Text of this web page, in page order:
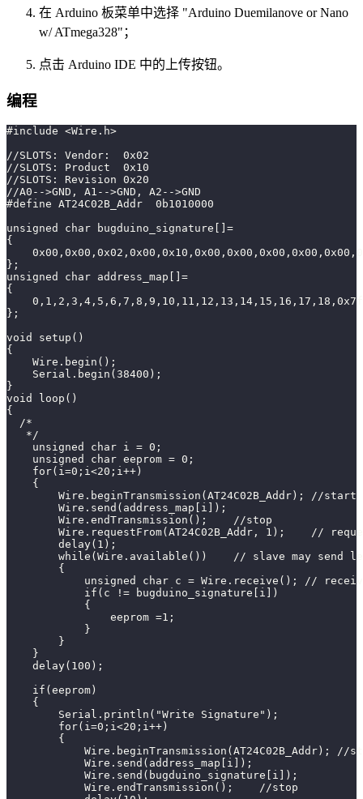
在 Arduino 板菜单中选择 "Arduino Duemilanove or Nano
w/ ATmega328"；
点击 Arduino IDE 中的上传按钮。
编程
#include <Wire.h>
//SLOTS: Vendor:  0x02
//SLOTS: Product  0x10
//SLOTS: Revision 0x20
//A0-->GND, A1-->GND, A2-->GND
#define AT24C02B_Addr  0b1010000
unsigned char bugduino_signature[]=
{
};
unsigned char address_map[]=
{
    0,1,2,3,4,5,6,7,8,9,10,11,12,13,14,15,16,17,18,0x7f
};
void setup()
{
    Wire.begin();
    Serial.begin(38400);
}
void loop()
{
  /*
   */
    unsigned char i = 0;
    unsigned char eeprom = 0;
    for(i=0;i<20;i++)
    {
        Wire.beginTransmission(AT24C02B_Addr); //start
        Wire.send(address_map[i]);
        Wire.endTransmission();    //stop
Wire.requestFrom(AT24C02B_Addr, 1);    //
        delay(1);
while(Wire.available())    // slave may send
        {
unsigned char c = Wire.receive(); //
            if(c != bugduino_signature[i])
            {
                eeprom =1;
            }
        }
    }
    delay(100);
    if(eeprom)
    {
        Serial.println("Write Signature");
        for(i=0;i<20;i++)
        {
Wire.beginTransmission(AT24C02B_Addr); //
            Wire.send(address_map[i]);
            Wire.send(bugduino_signature[i]);
            Wire.endTransmission();    //stop